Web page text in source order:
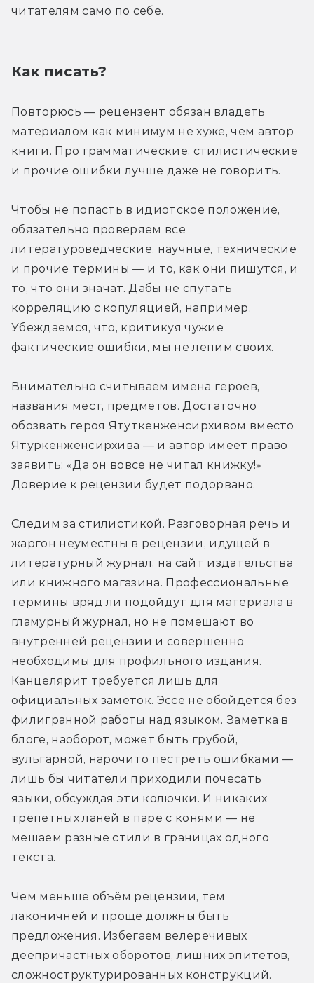
читателям само по себе.
Как писать?
Повторюсь — рецензент обязан владеть
материалом как минимум не хуже, чем автор
книги. Про грамматические, стилистические
и прочие ошибки лучше даже не говорить.
Чтобы не попасть в идиотское положение,
обязательно проверяем все
литературоведческие, научные, технические
и прочие термины — и то, как они пишутся, и
то, что они значат. Дабы не спутать
корреляцию с копуляцией, например.
Убеждаемся, что, критикуя чужие
фактические ошибки, мы не лепим своих.
Внимательно считываем имена героев,
названия мест, предметов. Достаточно
обозвать героя Ятуткенженсирхивом вместо
Ятуркенженсирхива — и автор имеет право
заявить: «Да он вовсе не читал книжку!»
Доверие к рецензии будет подорвано.
Следим за стилистикой. Разговорная речь и
жаргон неуместны в рецензии, идущей в
литературный журнал, на сайт издательства
или книжного магазина. Профессиональные
термины вряд ли подойдут для материала в
гламурный журнал, но не помешают во
внутренней рецензии и совершенно
необходимы для профильного издания.
Канцелярит требуется лишь для
официальных заметок. Эссе не обойдётся без
филигранной работы над языком. Заметка в
блоге, наоборот, может быть грубой,
вульгарной, нарочито пестреть ошибками —
лишь бы читатели приходили почесать
языки, обсуждая эти колючки. И никаких
трепетных ланей в паре с конями — не
мешаем разные стили в границах одного
текста.
Чем меньше объём рецензии, тем
лаконичней и проще должны быть
предложения. Избегаем велеречивых
деепричастных оборотов, лишних эпитетов,
сложноструктурированных конструкций.